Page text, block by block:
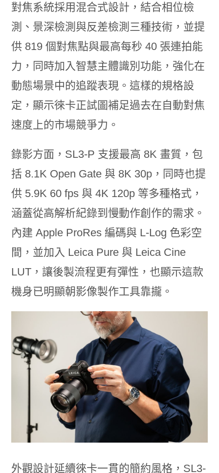
對焦系統採用混合式設計，結合相位檢
測、景深檢測與反差檢測三種技術，並提
供 819 個對焦點與最高每秒 40 張連拍能
力，同時加入智慧主體識別功能，強化在
動態場景中的追蹤表現。這樣的規格設
定，顯示徠卡正試圖補足過去在自動對焦
速度上的市場競爭力。
錄影方面，SL3-P 支援最高 8K 畫質，包
括 8.1K Open Gate 與 8K 30p，同時也提
供 5.9K 60 fps 與 4K 120p 等多種格式，
涵蓋從高解析紀錄到慢動作創作的需求。
內建 Apple ProRes 編碼與 L-Log 色彩空
間，並加入 Leica Pure 與 Leica Cine
LUT，讓後製流程更有彈性，也顯示這款
機身已明顯朝影像製作工具靠攏。
外觀設計延續徠卡一貫的簡約風格，SL3-